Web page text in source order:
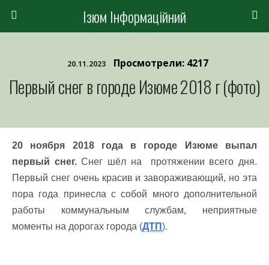
Ізюм Інформаційний
20.11.2023 Просмотрели: 4217
Первый снег в городе Изюме 2018 г (фото)
20 ноября 2018 года в городе Изюме выпал
первый снег.Снег шёл на протяжении всего дня.
Первый снег очень красив и завораживающий, но эта
пора года принесла с собой много дополнительной
работы коммунальным службам, неприятные
моменты на дорогах города (ДТП).